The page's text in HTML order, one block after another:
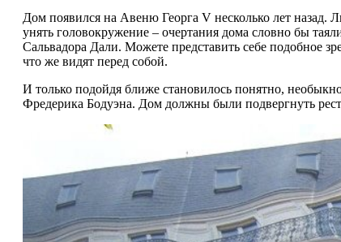
Дом появился на Авеню Георга V несколько лет назад.
унять головокружение – очертания дома словно бы
Сальвадора Дали. Можете представить себе подобное
что же видят перед собой.
И только подойдя ближе становилось понятно,
Фредерика Бодуэна. Дом должны были подвергнуть